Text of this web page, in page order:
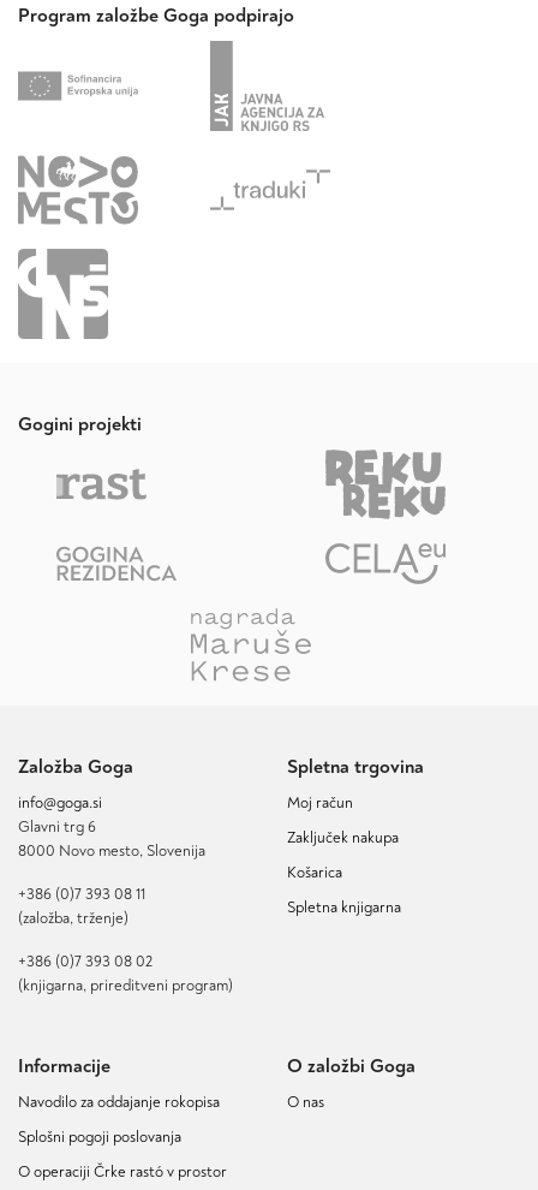
Program založbe Goga podpirajo
Gogini projekti
Založba Goga
info@goga.si
Glavni trg 6
8000 Novo mesto, Slovenija
+386 (0)7 393 08 11
(založba, trženje)
+386 (0)7 393 08 02
(knjigarna, prireditveni program)
Spletna trgovina
Moj račun
Zaključek nakupa
Košarica
Spletna knjigarna
Informacije
Navodilo za oddajanje rokopisa
Splošni pogoji poslovanja
O operaciji Črke rastó v prostor
O založbi Goga
O nas